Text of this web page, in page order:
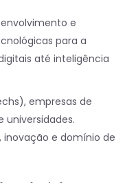
e
para a
até inteligência
empresas de
universidades.
inovação e domínio de